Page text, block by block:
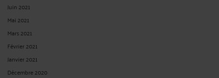
Juin 2021
Mai 2021
Mars 2021
Février 2021
Janvier 2021
Décembre 2020